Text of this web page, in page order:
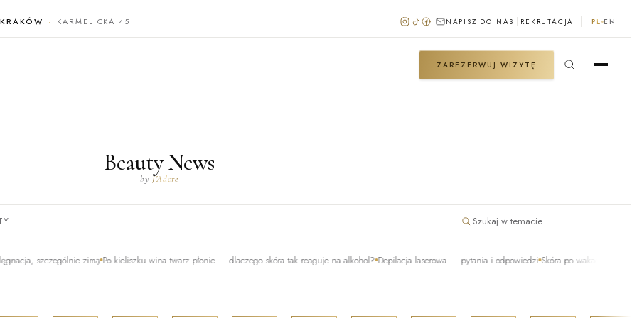
KRAKÓW KARMELICKA 45 NAPISZ DO NAS REKRUTACJA PL EN
ZAREZERWUJ WIZYTĘ
Beauty News
by J’Adore
zimą Po kieliszku wina twarz płonie — dlaczego skóra tak reaguje na alkohol? Depilacja laserowa — pytania i odpowiedzi Skóra po wakacjach — 5 rzeczy,